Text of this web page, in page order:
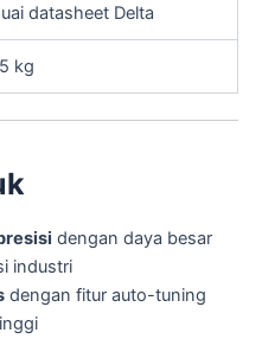
datasheet Delta
kg
dengan daya besar
industri
dengan fitur auto-tuning